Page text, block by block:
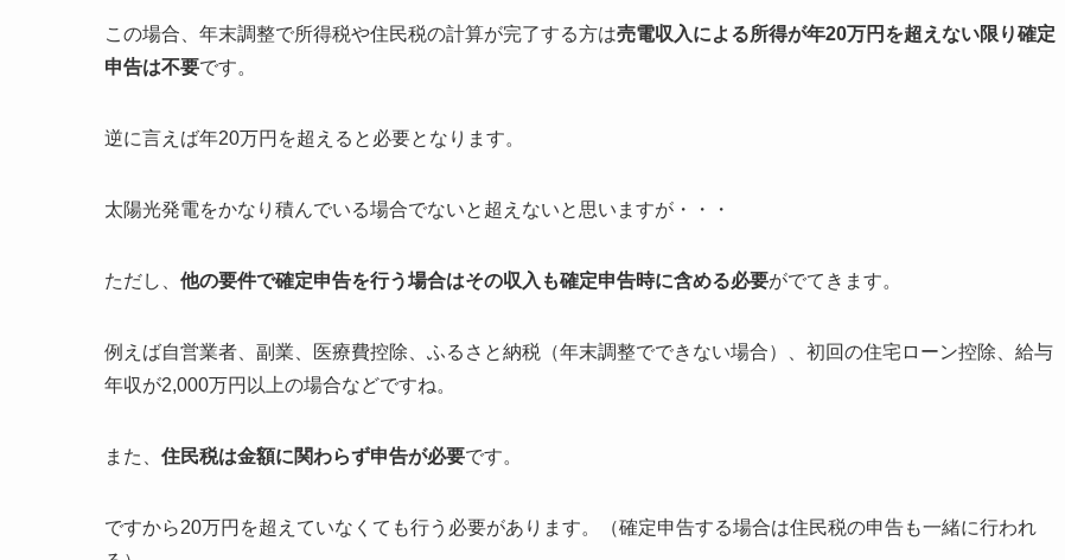
この場合、年末調整で所得税や住民税の計算が完了する方は売電収入による所得が年20万円を超えない限り確定
申告は不要です。
逆に言えば年20万円を超えると必要となります。
太陽光発電をかなり積んでいる場合でないと超えないと思いますが・・・
ただし、 他の要件で確定申告を行う場合はその収入も確定申告時に含める必要がでてきます。
例えば自営業者、副業、医療費控除、ふるさと納税（年末調整でできない場合）、初回の住宅ローン控除、給与
年収が2,000万円以上の場合などですね。
また、 住民税は金額に関わらず申告が必要です。
ですから20万円を超えていなくても行う必要があります。（確定申告する場合は住民税の申告も一緒に行われ